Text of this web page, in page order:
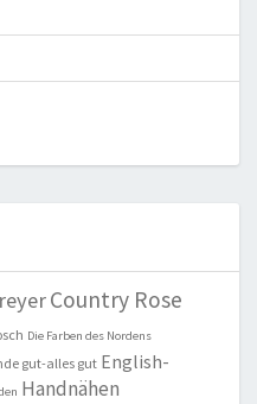
Country Rose
Die Farben des Nordens
gut-alles gut English-
Handnähen